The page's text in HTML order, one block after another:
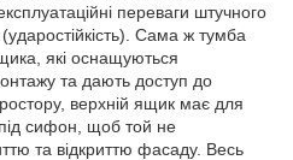
переваги штучного
Сама ж тумба
які оснащуються
та дають доступ до
верхній ящик має для
під сифон, щоб той не
та відкриттю фасаду. Весь